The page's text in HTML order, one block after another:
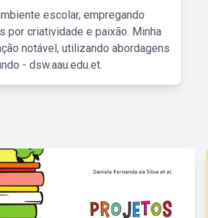
escolar, empregando
por criatividade e paixão. Minha
notável, utilizando abordagens
- dsw.aau.edu.et.